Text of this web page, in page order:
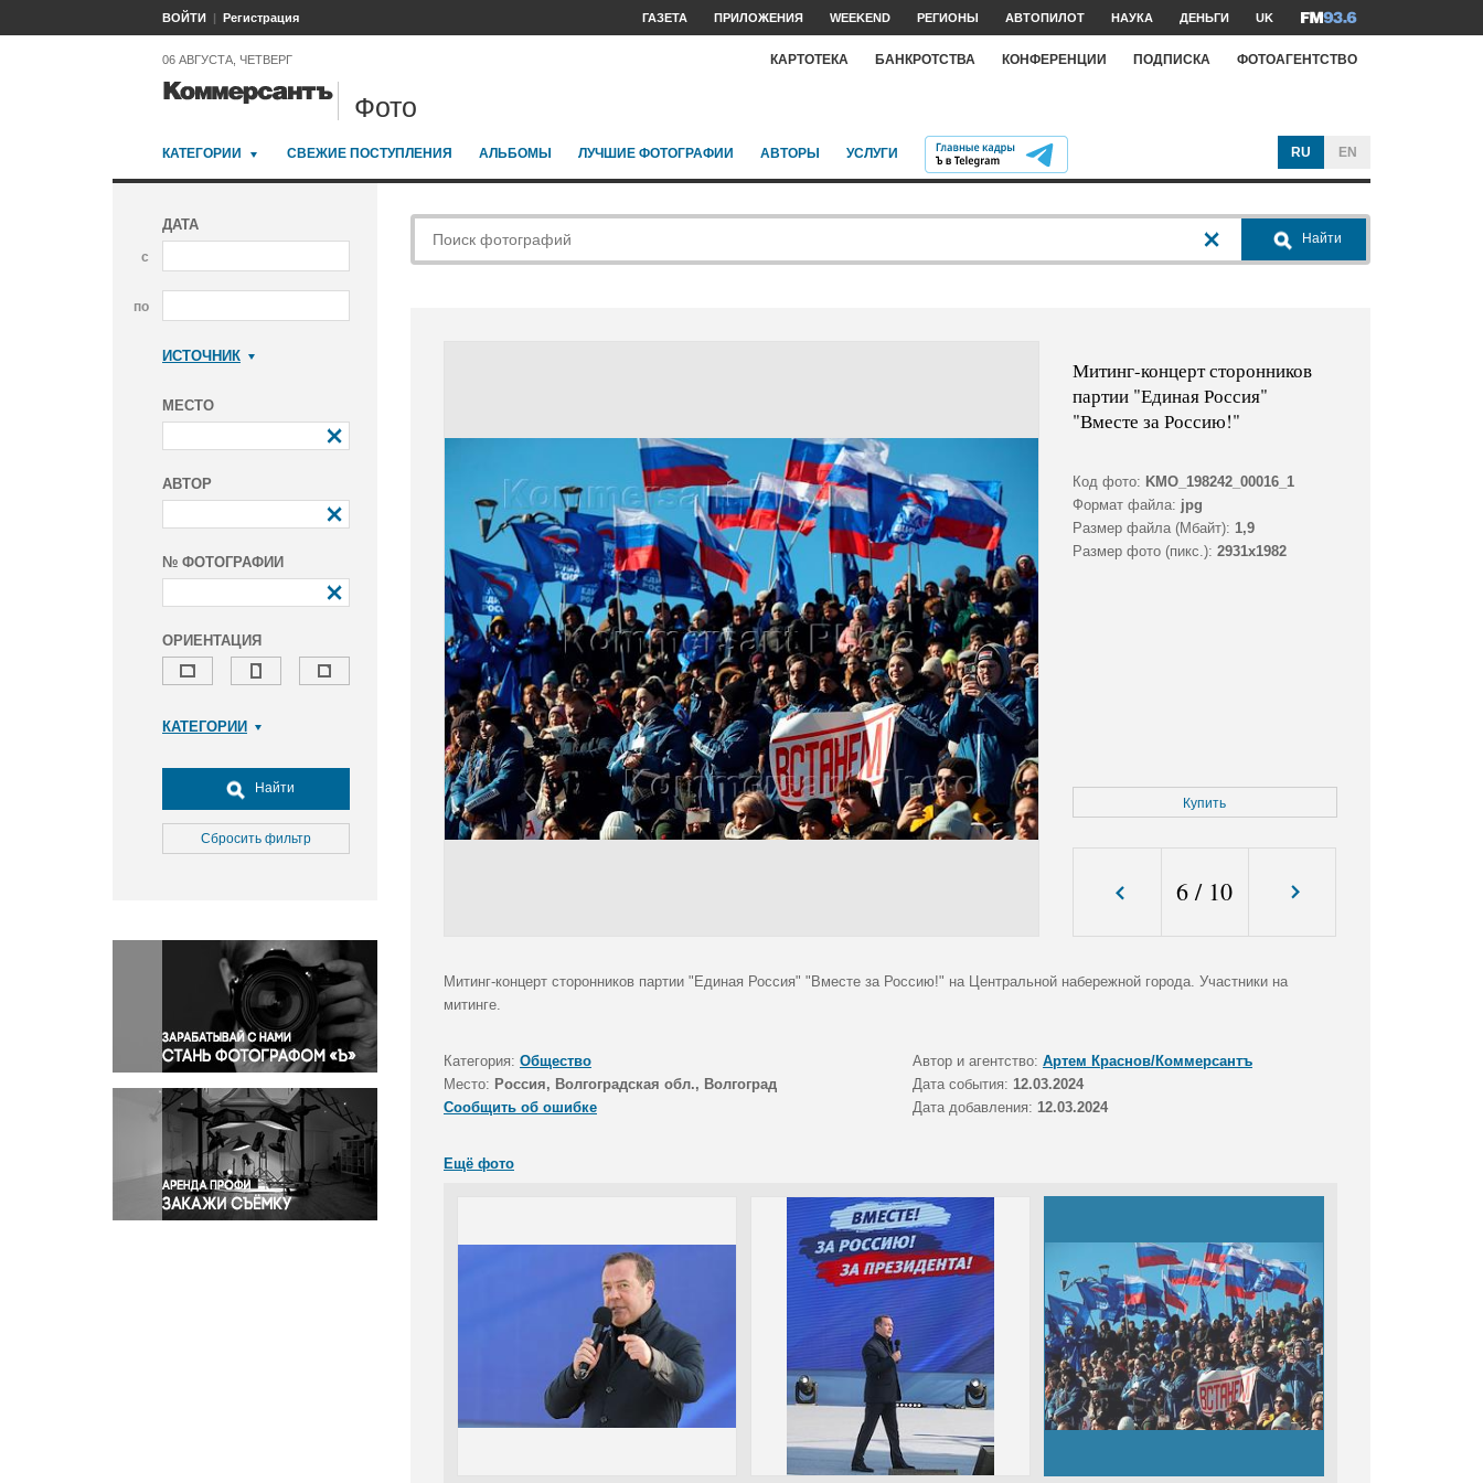
ВОЙТИ Регистрация ГАЗЕТА ПРИЛОЖЕНИЯ WEEKEND РЕГИОНЫ АВТОПИЛОТ НАУКА ДЕНЬГИ UK
06 АВГУСТА, ЧЕТВЕРГ КАРТОТЕКА БАНКРОТСТВА КОНФЕРЕНЦИИ ПОДПИСКА ФОТОАГЕНТСТВО
Фото
КАТЕГОРИИ СВЕЖИЕ ПОСТУПЛЕНИЯ АЛЬБОМЫ ЛУЧШИЕ ФОТОГРАФИИ АВТОРЫ УСЛУГИ RU EN
ДАТА
с
по
ИСТОЧНИК
МЕСТО
АВТОР
№ ФОТОГРАФИИ
ОРИЕНТАЦИЯ
КАТЕГОРИИ
Досуг, туризм и отдых
Культура
Медицина
Окружающая среда
Политика
Правосудие
Происшествия и конфликты
Религия
Светская жизнь
Спорт
Экология
Экономика и бизнес
Найти
Сбросить фильтр
Найти
Митинг-концерт сторонников
партии "Единая Россия"
"Вместе за Россию!"
Код фото: KMO_198242_00016_1
Формат файла: jpg
Размер файла (Мбайт): 1,9
Размер фото (пикс.): 2931x1982
Купить
6 / 10
Митинг-концерт сторонников партии "Единая Россия" "Вместе за Россию!" на Центральной набережной города. Участники на
митинге.
Категория: Общество Автор и агентство: Артем Краснов/Коммерсантъ
Место: Россия, Волгоградская обл., Волгоград Дата события: 12.03.2024
Сообщить об ошибке
Дата добавления: 12.03.2024
Ещё фото